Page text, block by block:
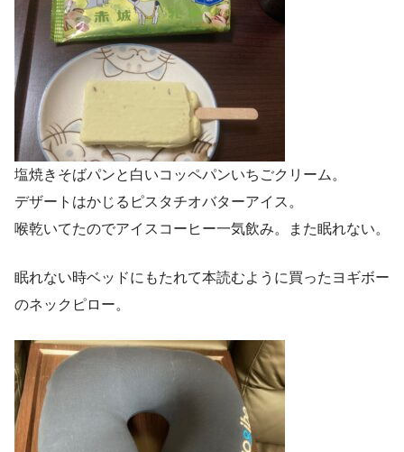
塩焼きそばパンと白いコッペパンいちごクリーム。
デザートはかじるピスタチオバターアイス。
喉乾いてたのでアイスコーヒー一気飲み。また眠れない。
眠れない時ベッドにもたれて本読むように買ったヨギボー
のネックピロー。